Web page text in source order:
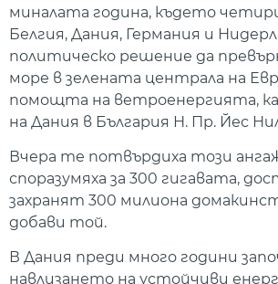
миналата година, където
Белгия, Дания, Германия и
политическо решение да
море в зелената централа на
помощта на ветроенергията,
на Дания в България Н. Пр. Йес
Вчера те потвърдиха този
споразумяха за 300 гигавата,
захранят 300 милиона
добави той.
В Дания преди много години
навлизането на устойчиви